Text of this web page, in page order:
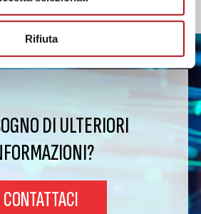
Rifiuta
DI ULTERIORI
CONTATTACI